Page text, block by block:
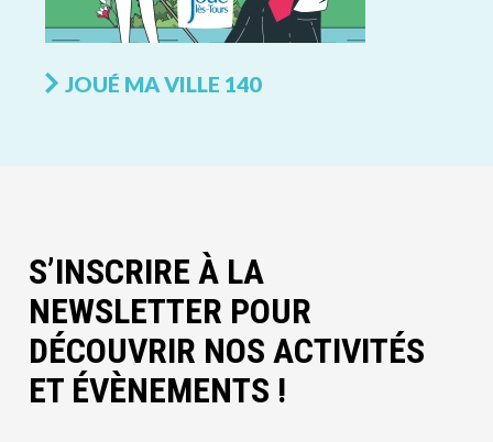
JOUÉ MA VILLE 140
S’INSCRIRE À LA
NEWSLETTER POUR
DÉCOUVRIR NOS ACTIVITÉS
ET ÉVÈNEMENTS !